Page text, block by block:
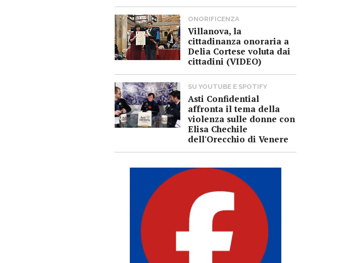
ONORIFICENZA
Villanova, la
cittadinanza onoraria a
Delia Cortese voluta dai
cittadini (VIDEO)
SU YOUTUBE E SPOTIFY
Asti Confidential
affronta il tema della
violenza sulle donne con
Elisa Chechile
dell'Orecchio di Venere